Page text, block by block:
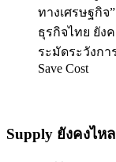
ทางเศรษฐกิ
ธุรกิจไทย ยัง
ระมัดระวังก
Save Cost
Supply ยังคงไห